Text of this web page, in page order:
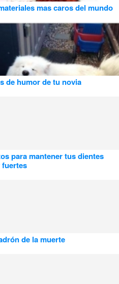
mas caros del mundo
de humor de tu novia
para mantener tus dientes
fuertes
de la muerte